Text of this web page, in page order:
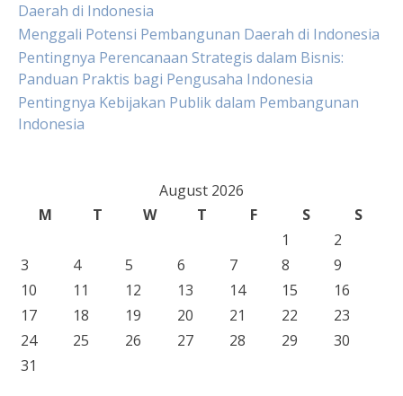
Daerah di Indonesia
Menggali Potensi Pembangunan Daerah di Indonesia
Pentingnya Perencanaan Strategis dalam Bisnis:
Panduan Praktis bagi Pengusaha Indonesia
Pentingnya Kebijakan Publik dalam Pembangunan
Indonesia
August 2026
M
T W T F S
S
1
2
3
4 5 6 7 8
9
10
11 12 13 14 15
16
17
18 19 20 21 22
23
24
25 26 27 28 29
30
31